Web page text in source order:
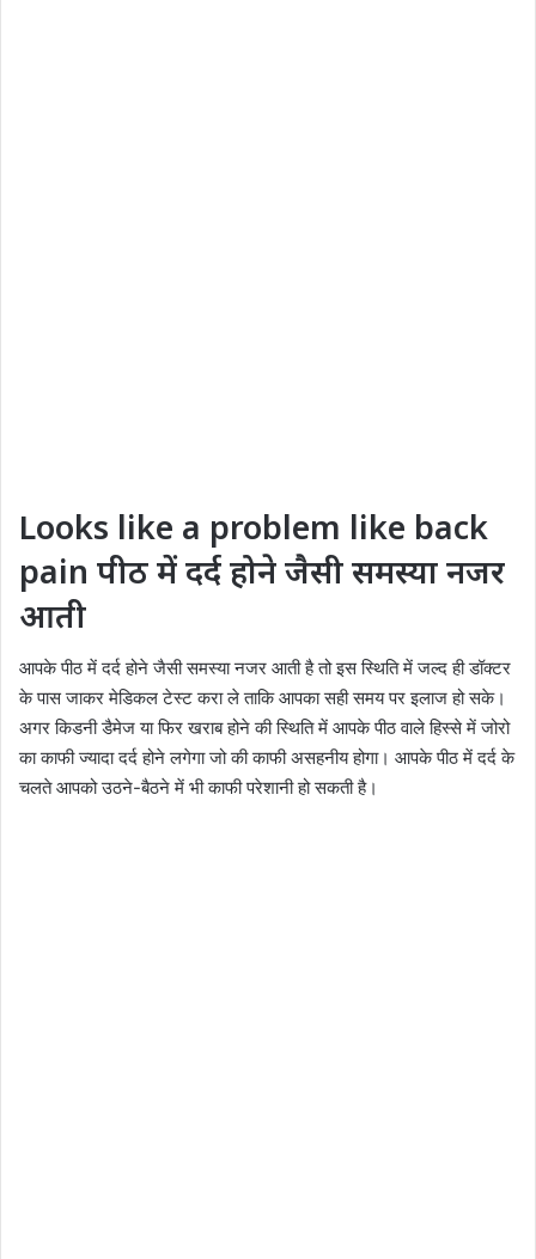
Looks like a problem like back
pain पीठ में दर्द होने जैसी समस्या नजर
आती
आपके पीठ में दर्द होने जैसी समस्या नजर आती है तो इस स्थिति में जल्द ही डॉक्टर
के पास जाकर मेडिकल टेस्ट करा ले ताकि आपका सही समय पर इलाज हो सके।
अगर किडनी डैमेज या फिर खराब होने की स्थिति में आपके पीठ वाले हिस्से में जोरो
का काफी ज्यादा दर्द होने लगेगा जो की काफी असहनीय होगा। आपके पीठ में दर्द के
चलते आपको उठने-बैठने में भी काफी परेशानी हो सकती है।